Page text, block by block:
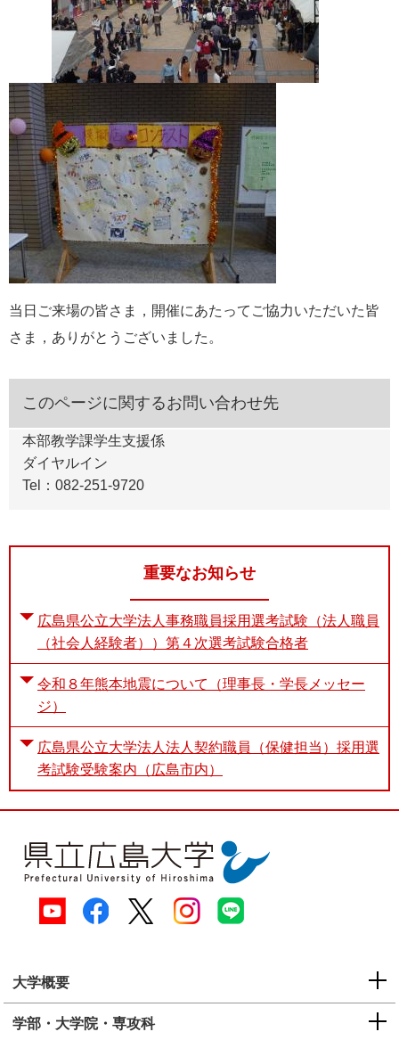
当日ご来場の皆さま，開催にあたってご協力いただいた皆
さま，ありがとうございました。
このページに関するお問い合わせ先
本部教学課学生支援係
ダイヤルイン
Tel：082-251-9720
重要なお知らせ
広島県公立大学法人事務職員採用選考試験（法人職員
（社会人経験者））第４次選考試験合格者
令和８年熊本地震について（理事長・学長メッセー
ジ）
広島県公立大学法人法人契約職員（保健担当）採用選
考試験受験案内（広島市内）
大学概要
学部・大学院・専攻科